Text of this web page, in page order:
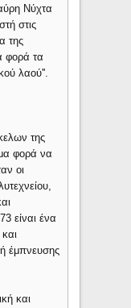
Νύχτα
στις
της
φορά τα
λαού''.
της
φορά να
οι
είναι ένα
έμπνευσης
και